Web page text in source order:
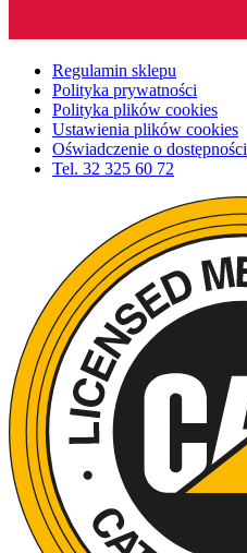
Regulamin sklepu
Polityka prywatności
Polityka plików cookies
Ustawienia plików cookies
Oświadczenie o dostępności
Tel. 32 325 60 72